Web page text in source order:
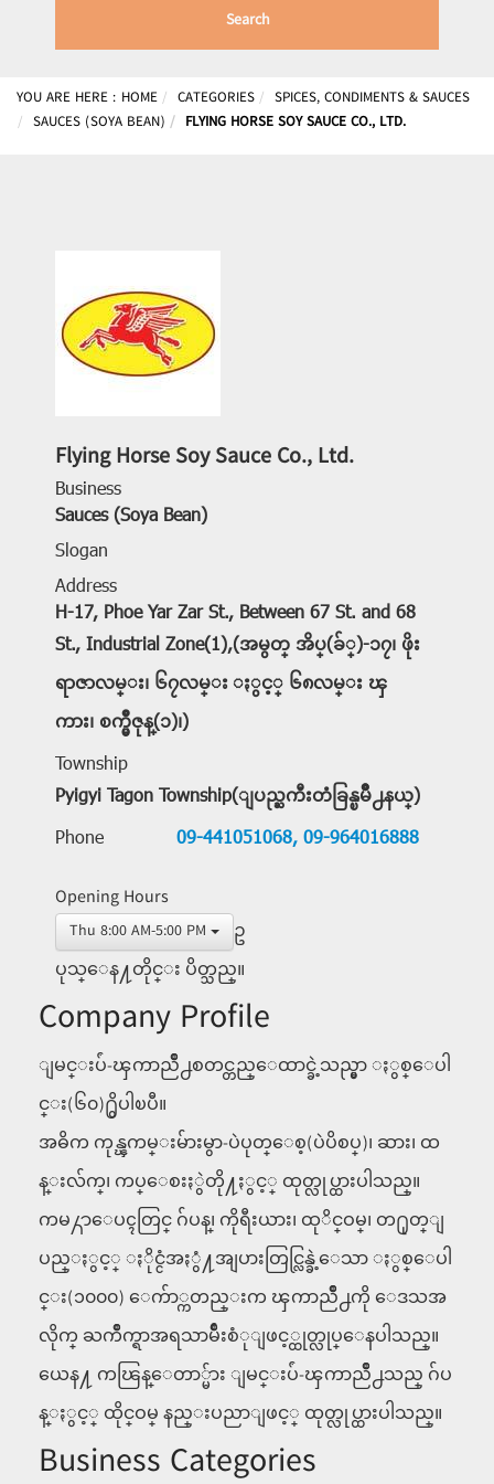
Search
YOU ARE HERE : HOME CATEGORIES
SPICES, CONDIMENTS & SAUCES
SAUCES (SOYA BEAN)
FLYING HORSE SOY SAUCE CO., LTD.
Flying Horse Soy Sauce Co., Ltd.
Business
Sauces (Soya Bean)
Slogan
Address
H-17, Phoe Yar Zar St., Between 67 St. and 68
St., Industrial Zone(1),(အမွတ္ အိပ္(ခ်္)-၁၇၊ ဖိုး
ရာဇာလမ္း၊ ၆၇လမ္း ႏွင့္ ၆၈လမ္း ၾ
ကား၊ စက္မွဳဇုန္(၁)၊)
Township
Pyigyi Tagon Township(ျပည္ႀကီးတံခြန္ၿမိဳ႕နယ္)
Phone
09-441051068, 09-964016888
Opening Hours
Thu 8:00 AM-5:00 PM
ဥ
ပုသ္ေန႔တိုင္း ပိတ္သည္။
Company Profile
ျမင္းပ်ံ-ၾကာညိဳ႕စတင္တည္ေထာင္ခဲ့သည္မွာ ႏွစ္ေပါ
င္း(၆၀)႐ွိပါၿပီ။
အဓိက ကုန္ၾကမ္းမ်ားမွာ-ပဲပုတ္ေစ့(ပဲပိစပ္)၊ ဆား၊ ထ
န္းလ်က္၊ ကပ္ေစးႏွဲတို႔ႏွင့္ ထုတ္လုပ္ထားပါသည္။
ကမ႓ာေပၚတြင္ ဂ်ပန္၊ ကိုရီးယား၊ ထုိင္ဝမ္၊ တ႐ုတ္ျ
ပည္ႏွင့္ ႏိုင္ငံအႏွံ႔အျပားတြင္လြန္ခဲ့ေသာ ႏွစ္ေပါ
င္း(၁၀၀၀) ေက်ာ္ကတည္းက ၾကာညိဳ႕ကို ေဒသအ
လိုက္ ႀကိဳက္ရာအရသာမ်ိဳးစံုျဖင့္ထုတ္လုပ္ေနပါသည္။
ယေန႔ ကၽြန္ေတာ္မ်ား ျမင္းပ်ံ-ၾကာညိဳ႕သည္ ဂ်ပ
န္ႏွင့္ ထိုင္ဝမ္ နည္းပညာျဖင့္ ထုတ္လုပ္ထားပါသည္။
Business Categories